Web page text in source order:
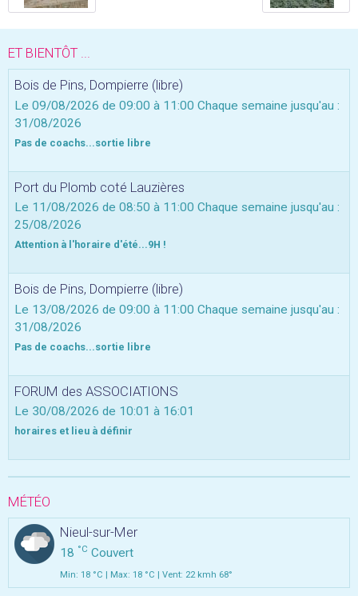
ET BIENTÔT ...
Bois de Pins, Dompierre (libre)
Le 09/08/2026 de 09:00 à 11:00 Chaque semaine jusqu'au :
31/08/2026
Pas de coachs...sortie libre
Port du Plomb coté Lauzières
Le 11/08/2026 de 08:50 à 11:00 Chaque semaine jusqu'au :
25/08/2026
Attention à l'horaire d'été...9H !
Bois de Pins, Dompierre (libre)
Le 13/08/2026 de 09:00 à 11:00 Chaque semaine jusqu'au :
31/08/2026
Pas de coachs...sortie libre
FORUM des ASSOCIATIONS
Le 30/08/2026 de 10:01 à 16:01
horaires et lieu à définir
MÉTÉO
Nieul-sur-Mer
18 °C Couvert
Min: 18 °C | Max: 18 °C | Vent: 22 kmh 68°